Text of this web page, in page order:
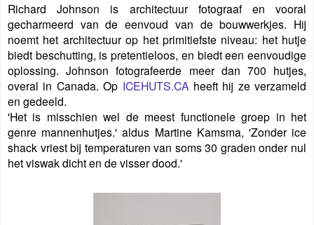
Richard Johnson is architectuur fotograaf en vooral
gecharmeerd van de eenvoud van de bouwwerkjes. Hij
noemt het architectuur op het primitiefste niveau: het hutje
biedt beschutting, is pretentieloos, en biedt een eenvoudige
oplossing. Johnson fotografeerde meer dan 700 hutjes,
overal in Canada. Op ICEHUTS.CA heeft hij ze verzameld
en gedeeld.
'Het is misschien wel de meest functionele groep in het
genre mannenhutjes.' aldus Martine Kamsma, 'Zonder ice
shack vriest bij temperaturen van soms 30 graden onder nul
het viswak dicht en de visser dood.'